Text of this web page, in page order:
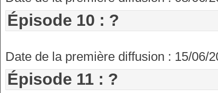
Épisode 10 : ?
Date de la première diffusion : 15/06/
Épisode 11 : ?